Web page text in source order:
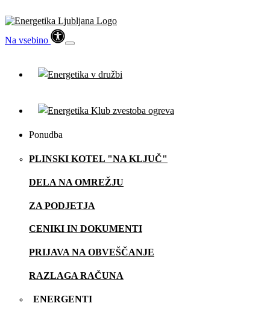
Na vsebino
Ponudba
PLINSKI KOTEL "NA KLJUČ"
DELA NA OMREŽJU
ZA PODJETJA
CENIKI IN DOKUMENTI
PRIJAVA NA OBVEŠČANJE
RAZLAGA RAČUNA
ENERGENTI